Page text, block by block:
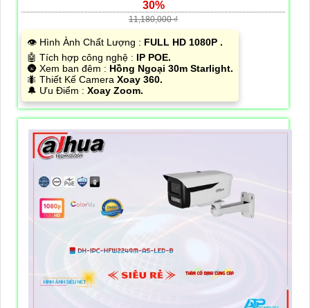
30%
11,180,000 ₫
👁 Hình Ành Chất Lượng : FULL HD 1080P .
🤖️ Tích hợp công nghệ : IP POE.
🌚 Xem ban đêm : Hồng Ngoại 30m Starlight.
🐜 Thiết Kế Camera Xoay 360.
️🔔 Ưu Điểm : Xoay Zoom.